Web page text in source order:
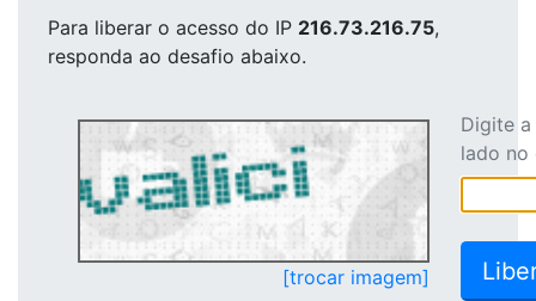
Para liberar o acesso do IP 216.73.216.75,
responda ao desafio abaixo.
[trocar imagem]
Digite
lado no